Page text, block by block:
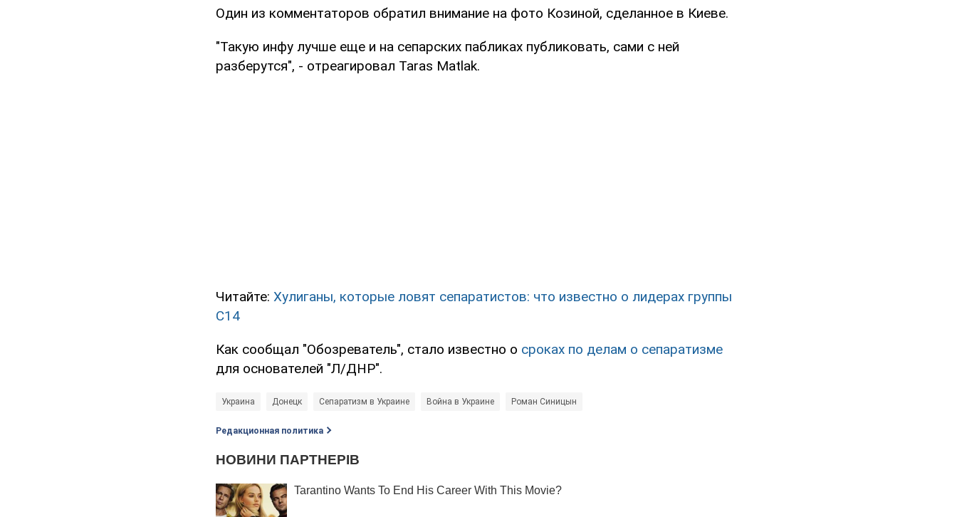
Один из комментаторов обратил внимание на фото Козиной, сделанное в Киеве.
"Такую инфу лучше еще и на сепарских пабликах публиковать, сами с ней
разберутся", - отреагировал Taras Matlak.
Читайте: Хулиганы, которые ловят сепаратистов: что известно о лидерах группы
С14
Как сообщал "Обозреватель", стало известно о сроках по делам о сепаратизме
для основателей "Л/ДНР".
Украина Донецк Сепаратизм в Украине Война в Украине Роман Синицын
Редакционная политика